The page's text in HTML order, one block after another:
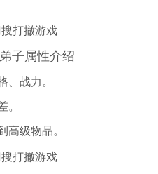
子属性介绍
、战力。
。
高级物品。